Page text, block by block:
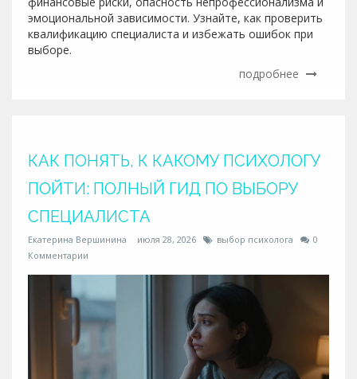
эмоциональной зависимости. Узнайте, как проверить
квалификацию специалиста и избежать ошибок при
выборе.
подробнее
КАК ПОНЯТЬ, К КАКОМУ ПСИХОЛОГУ
ПОЙТИ: ПОЛНЫЙ ГИД ПО ВЫБОРУ
СПЕЦИАЛИСТА
Екатерина Вершинина июля 28, 2026 выбор психолога
0
Комментарии